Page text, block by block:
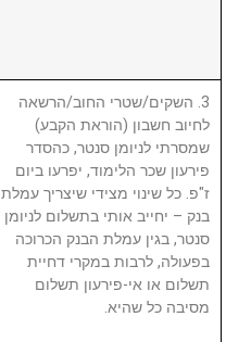
3. השקים/שטרי החוב/הרשאה
לחיוב חשבון (הוראת הקבע)
שמסרתי לניומן סנטר, כהסדר
פירעון שכר הלימוד, יפרעו ביום
ז"פ. כל שינוי מצידי שיצריך עמלת
בנק – יחייב אותי בתשלום לניומן
סנטר, בגין עמלת הבנק הכרוכה
בפעולה, לרבות במקרי דחיית
תשלום או אי-פירעון תשלום
מסיבה כל שהיא.